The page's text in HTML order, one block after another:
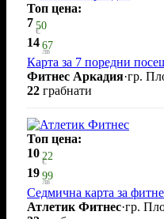
Топ цена:
7 50
€
14 67
лв
Карта за 7 поредни
Фитнес Аркадия·гр.
22 грабнати
Топ цена:
10 22
€
19 99
лв
Седмична карта за
Атлетик Фитнес·гр.